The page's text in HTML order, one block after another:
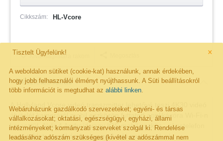
×
Tisztelt Ügyfelünk!
A weboldalon sütiket (cookie-kat) használunk, annak érdekében,
hogy jobb felhasználói élményt nyújthassunk. A Süti beállításokról
több információt is megtudhat az alábbi linken
Webáruházunk gazdálkodó szervezeteket; egyéni- és társas
vállalkozásokat; oktatási, egészségügyi, egyházi, állami
intézményeket; kormányzati szerveket szolgál ki. Rendelése
leadásához adószám szükséges (kivétel az adószámmal nem
Cikkszám: HL-Vcore
Kivánságlistára rakom
Részletes leírás
A Hollyland Vcore videó transzmitter lehetővé teszi 4K30 videó
átvitelét kameráról mobil eszközön futtatott applikácóra Wi-Fi-n
keresztül. Akár 4 Android vagy IOS mobil eszköz - okostelefon
vagy tablet - applikációval vagy 2 adó eszközzel, pl.